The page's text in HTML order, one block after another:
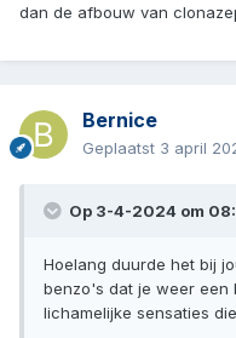
dan de afbouw van
Bernice
Geplaatst 3 april
Op 3-4-2024 om
Hoelang duurde het bij
benzo's dat je weer een
lichamelijke sensaties